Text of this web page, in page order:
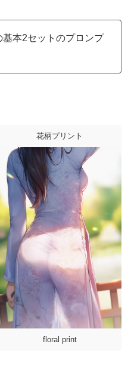
本2セットのプロンプ
花柄プリント
floral print